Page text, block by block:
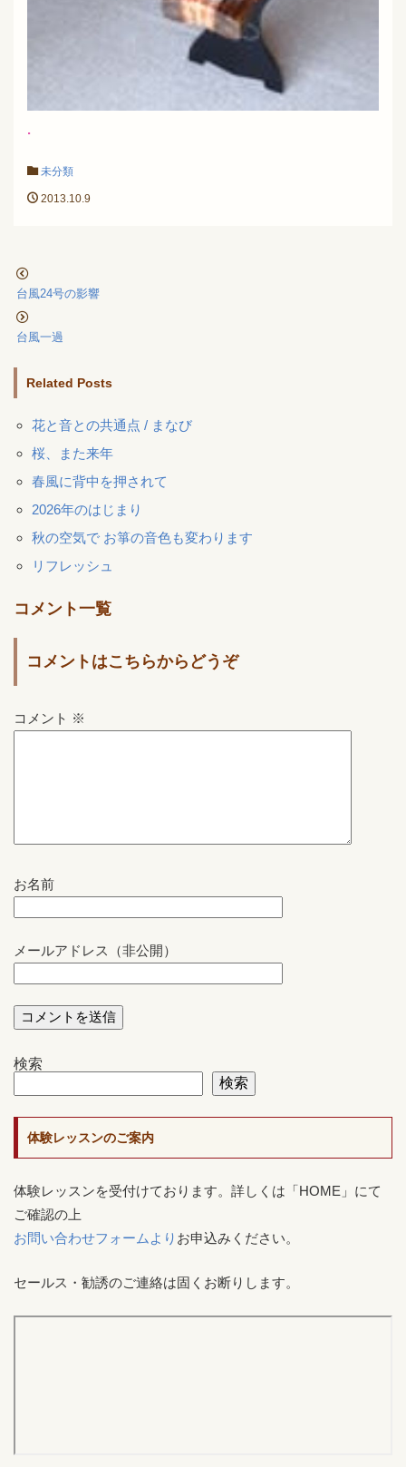
.
未分類
2013.10.9
台風24号の影響
台風一過
Related Posts
花と音との共通点 / まなび
桜、また来年
春風に背中を押されて
2026年のはじまり
秋の空気で お箏の音色も変わります
リフレッシュ
コメント一覧
コメントはこちらからどうぞ
コメント ※
お名前
メールアドレス（非公開）
検索
検索
体験レッスンのご案内
体験レッスンを受付けております。詳しくは「HOME」にて
ご確認の上
お問い合わせフォームより お申込みください。
セールス・勧誘のご連絡は固くお断りします。